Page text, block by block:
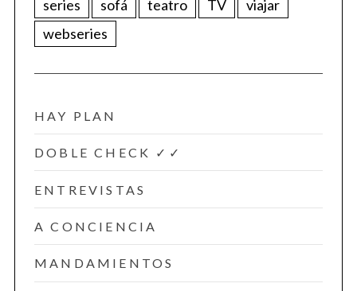
series
sofá teatro TV
viajar
webseries
HAY PLAN
DOBLE CHECK ✓✓
ENTREVISTAS
A CONCIENCIA
MANDAMIENTOS